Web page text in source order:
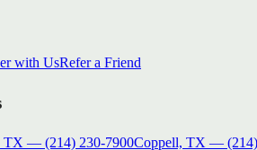
with UsRefer a Friend
TX — (214) 230-7900Coppell, TX —